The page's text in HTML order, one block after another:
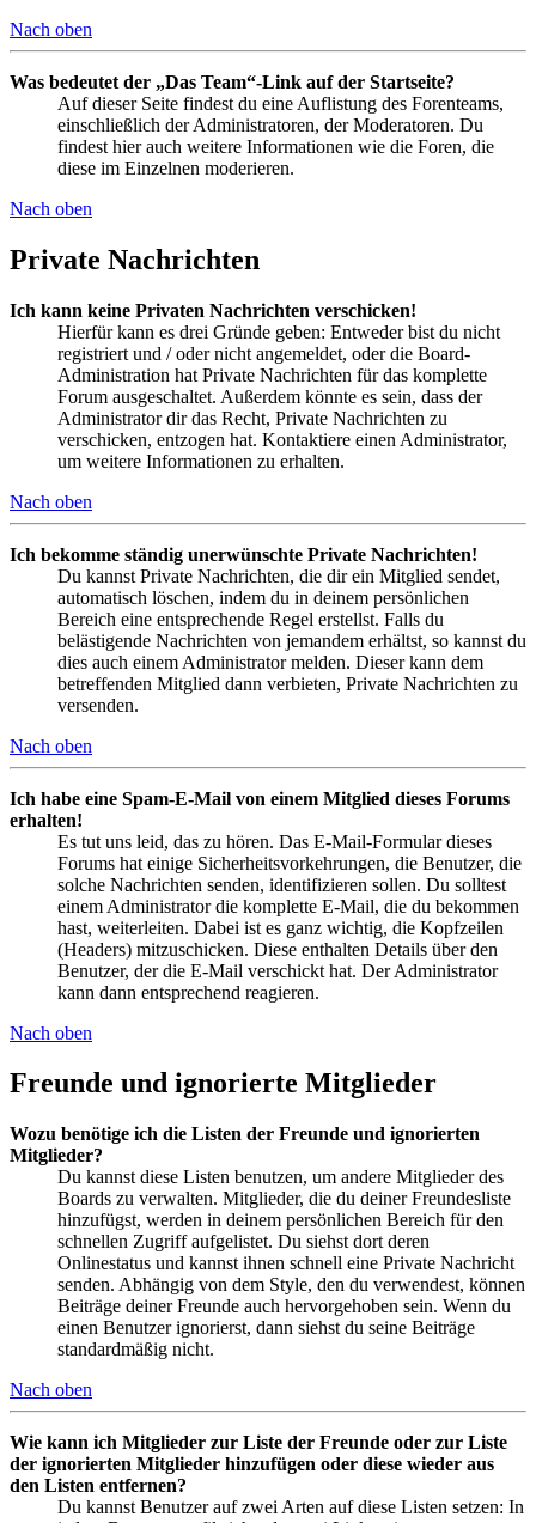
Nach oben
Was bedeutet der „Das Team“-Link auf der Startseite?
Auf dieser Seite findest du eine Auflistung des Forenteams,
einschließlich der Administratoren, der Moderatoren. Du
findest hier auch weitere Informationen wie die Foren, die
diese im Einzelnen moderieren.
Nach oben
Private Nachrichten
Ich kann keine Privaten Nachrichten verschicken!
Hierfür kann es drei Gründe geben: Entweder bist du nicht
registriert und / oder nicht angemeldet, oder die Board-
Administration hat Private Nachrichten für das komplette
Forum ausgeschaltet. Außerdem könnte es sein, dass der
Administrator dir das Recht, Private Nachrichten zu
verschicken, entzogen hat. Kontaktiere einen Administrator,
um weitere Informationen zu erhalten.
Nach oben
Ich bekomme ständig unerwünschte Private Nachrichten!
Du kannst Private Nachrichten, die dir ein Mitglied sendet,
automatisch löschen, indem du in deinem persönlichen
Bereich eine entsprechende Regel erstellst. Falls du
belästigende Nachrichten von jemandem erhältst, so kannst du
dies auch einem Administrator melden. Dieser kann dem
betreffenden Mitglied dann verbieten, Private Nachrichten zu
versenden.
Nach oben
Ich habe eine Spam-E-Mail von einem Mitglied dieses Forums
erhalten!
Es tut uns leid, das zu hören. Das E-Mail-Formular dieses
Forums hat einige Sicherheitsvorkehrungen, die Benutzer, die
solche Nachrichten senden, identifizieren sollen. Du solltest
einem Administrator die komplette E-Mail, die du bekommen
hast, weiterleiten. Dabei ist es ganz wichtig, die Kopfzeilen
(Headers) mitzuschicken. Diese enthalten Details über den
Benutzer, der die E-Mail verschickt hat. Der Administrator
kann dann entsprechend reagieren.
Nach oben
Freunde und ignorierte Mitglieder
Wozu benötige ich die Listen der Freunde und ignorierten
Mitglieder?
Du kannst diese Listen benutzen, um andere Mitglieder des
Boards zu verwalten. Mitglieder, die du deiner Freundesliste
hinzufügst, werden in deinem persönlichen Bereich für den
schnellen Zugriff aufgelistet. Du siehst dort deren
Onlinestatus und kannst ihnen schnell eine Private Nachricht
senden. Abhängig von dem Style, den du verwendest, können
Beiträge deiner Freunde auch hervorgehoben sein. Wenn du
einen Benutzer ignorierst, dann siehst du seine Beiträge
standardmäßig nicht.
Nach oben
Wie kann ich Mitglieder zur Liste der Freunde oder zur Liste
der ignorierten Mitglieder hinzufügen oder diese wieder aus
den Listen entfernen?
Du kannst Benutzer auf zwei Arten auf diese Listen setzen: In